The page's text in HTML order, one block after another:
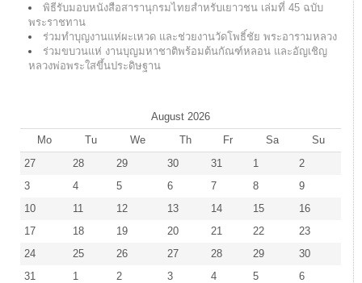
พิธีรับมอบหนังสือสารานุกรมไทยสำหรับเยาวชน เล่มที่ 45 ฉบับ
พระราชทาน
ร่วมทำบุญงานแห่ผะเหวด และช่วยงานวัดโพธิ์ชัย พระอารามหลวง
ร่วมขบวนแห่ งานบุญมหาชาติพร้อมต้นกัณฑ์หลอน และอัญเชิญ
หลวงพ่อพระใสขึ้นประดิษฐาน
August 2026
Mo
Tu We Th Fr Sa
Su
27
28 29 30 31 1
2
3
4 5 6 7 8
9
10
11 12 13 14 15
16
17
18 19 20 21 22
23
24
25 26 27 28 29
30
31
1 2 3 4 5 6